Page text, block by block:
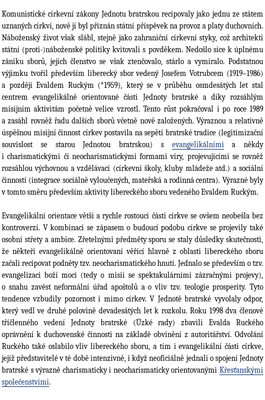
Komunistické církevní zákony Jednotu bratrskou recipovaly jako jednu ze státem
uznaných církví, nově jí byl přiznán státní příspěvek na provoz a platy duchovních.
Náboženský život však slábl, stejně jako zahraniční církevní styky, což architekti
státní (proti-)náboženské politiky kvitovali s povděkem. Nedošlo sice k úplnému
zániku sborů, jejich členstvo se však ztenčovalo, stárlo a vymíralo. Podstatnou
výjimku tvořil především liberecký sbor vedený Josefem Votrubcem (1919–1986)
a později Evaldem Ruckým (*1959), který se v průběhu osmdesátých let stal
centrem evangelikálně orientované části Jednoty bratrské a díky rozsáhlým
misijním aktivitám početně velice vzrostl. Tento růst pokračoval i po roce 1989
a zasáhl rovněž řadu dalších sborů včetně nově založených. Výraznou a relativně
úspěšnou misijní činnost církev postavila na sepětí bratrské tradice (legitimizační
souvislost se starou Jednotou bratrskou) s evangelikálními a někdy
i charismatickými či neocharismatickými formami víry, projevujícími se rovněž
rozsáhlou výchovnou a vzdělávací (církevní školy, kluby mládeže atd.) a sociální
činností (integrace sociálně vyloučených, mateřská a rodinná centra). Výrazné byly
v tomto směru především aktivity libereckého sboru vedeného Evaldem Ruckým.
Evangelikální orientace větší a rychle rostoucí části církve se ovšem neobešla bez
kontroverzí. V kombinaci se zápasem o budoucí podobu církve se projevily také
osobní střety a ambice. Zřetelnými předměty sporu se staly důsledky skutečnosti,
že někteří evangelikálně orientovaní věřící hlavně z oblasti libereckého sboru
začali recipovat podněty tzv. neocharismatického hnutí. Jednalo se především o tzv.
evan­gelizaci boží mocí (tedy o misii se spektakulár­ními zázračnými pro­jevy),
o snahu zavést neformál­ní úřad apoštolů a o vliv tzv. teologie prosperity. Tyto
tendence vzbudily pozornost i mimo církev. V Jednotě bratrské vyvolaly odpor,
který vedl ve druhé polovině devadesátých let k rozkolu. Roku 1998 dva členové
tříčlenného vedení Jednoty bratrské (Úzké rady) zbavili Evalda Ruckého
oprávnění k duchovenské činnosti na základě obvinění z autoritářství. Odvolání
Ruckého také oslabilo vliv libereckého sboru, a tím i evangelikální části církve,
jejíž představitelé v té době intenzivně, i když neoficiálně jednali o spojení Jednoty
bratrské s výrazně charismaticky i neocharismaticky orientovanými Křesťanskými
společenstvími.